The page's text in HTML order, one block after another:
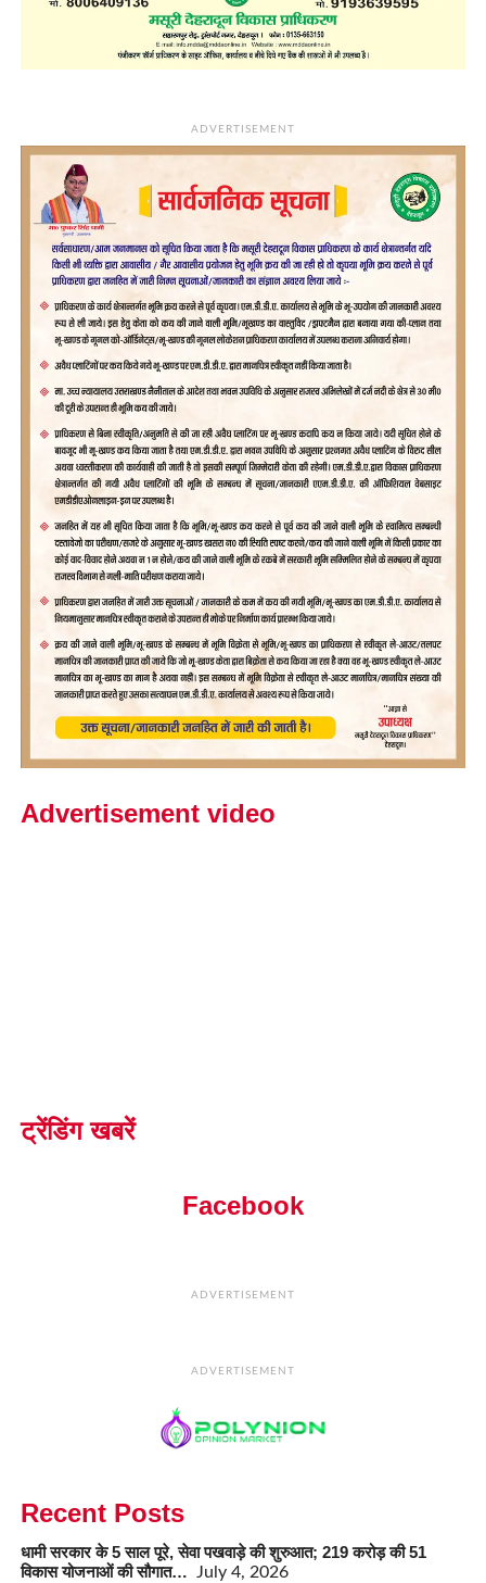
ADVERTISEMENT
Advertisement video
ट्रेंडिंग खबरें
Facebook
ADVERTISEMENT
ADVERTISEMENT
Recent Posts
धामी सरकार के 5 साल पूरे, सेवा पखवाड़े की शुरुआत; 219 करोड़ की 51
विकास योजनाओं की सौगात… July 4, 2026